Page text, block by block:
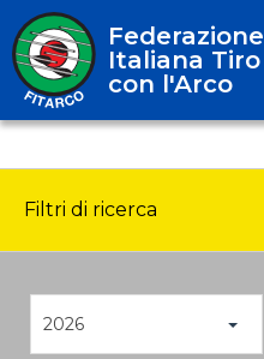
Federazione
Italiana Tiro
con l'Arco
Filtri di ricerca
2026